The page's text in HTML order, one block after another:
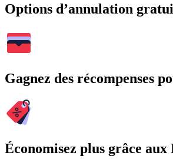
Options d’annulation
Gagnez des récompenses
Économisez plus grâce